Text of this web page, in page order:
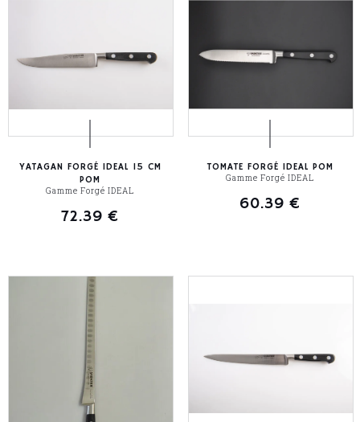
YATAGAN FORGÉ IDEAL 15 CM
POM
Gamme Forgé IDEAL
72.39 €
TOMATE FORGÉ IDEAL POM
Gamme Forgé IDEAL
60.39 €